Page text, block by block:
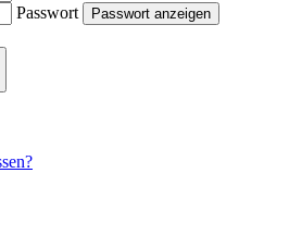
Passwort
Passwort anzeigen